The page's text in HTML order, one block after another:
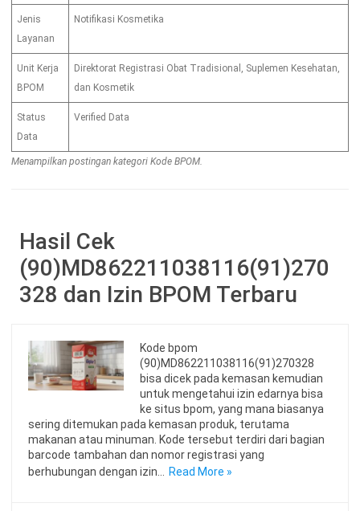
Jenis
Layanan
Notifikasi Kosmetika
Unit Kerja
BPOM
Direktorat Registrasi Obat Tradisional, Suplemen Kesehatan,
dan Kosmetik
Status
Data
Verified Data
Menampilkan postingan kategori Kode BPOM.
Hasil Cek
(90)MD862211038116(91)270
328 dan Izin BPOM Terbaru
Kode bpom
(90)MD862211038116(91)270328
bisa dicek pada kemasan kemudian
untuk mengetahui izin edarnya bisa
ke situs bpom, yang mana biasanya
sering ditemukan pada kemasan produk, terutama
makanan atau minuman. Kode tersebut terdiri dari bagian
barcode tambahan dan nomor registrasi yang
berhubungan dengan izin…
Read More »